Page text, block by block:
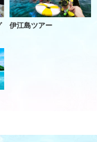
伊江島ツアー